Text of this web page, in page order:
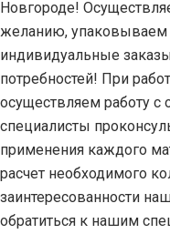
Новгороде!
желанию,
индивидуальные
потребностей! При
осуществляем работу с
специалисты
применения каждого
расчет необходимого
заинтересованности
обратиться к нашим